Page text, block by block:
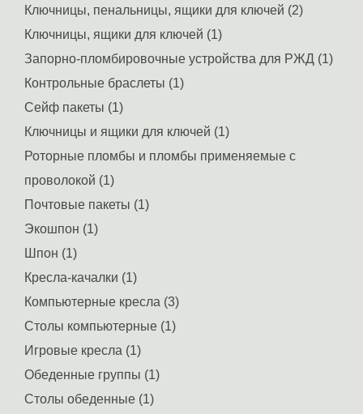
Ключницы, пенальницы, ящики для ключей (2)
Ключницы, ящики для ключей (1)
Запорно-пломбировочные устройства для РЖД (1)
Контрольные браслеты (1)
Сейф пакеты (1)
Ключницы и ящики для ключей (1)
Роторные пломбы и пломбы применяемые с
проволокой (1)
Почтовые пакеты (1)
Экошпон (1)
Шпон (1)
Кресла-качалки (1)
Компьютерные кресла (3)
Столы компьютерные (1)
Игровые кресла (1)
Обеденные группы (1)
Столы обеденные (1)